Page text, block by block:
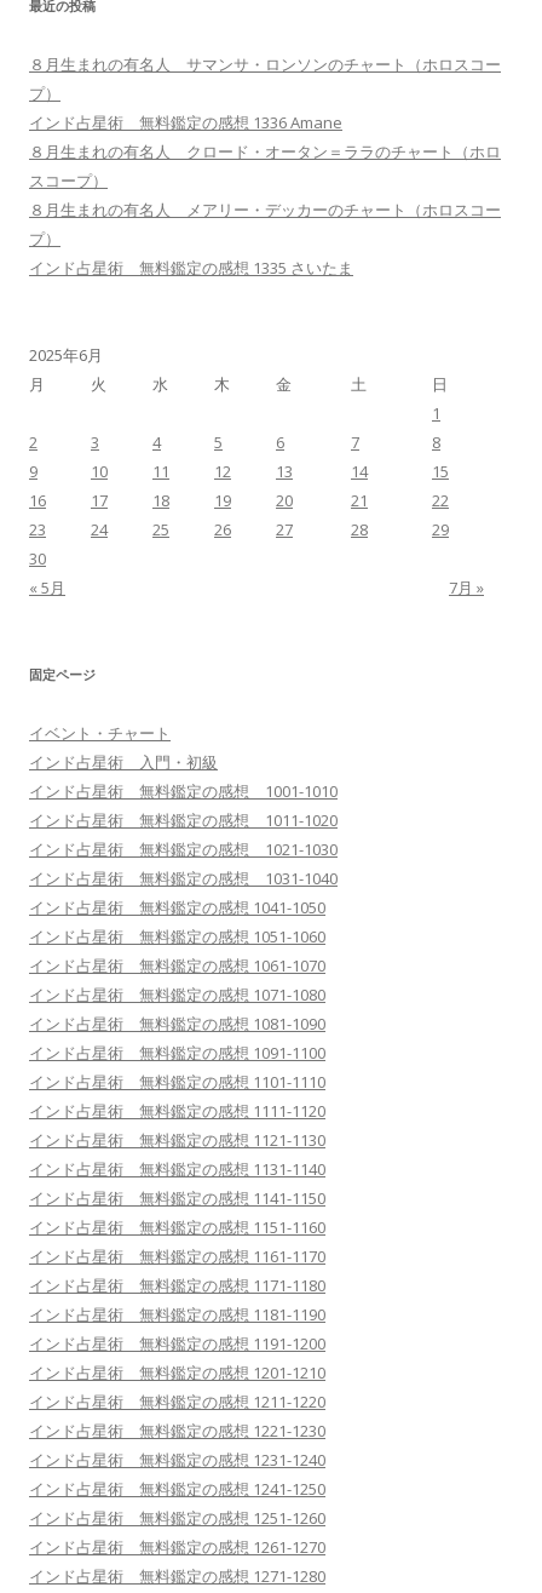
最近の投稿
８月生まれの有名人 サマンサ・ロンソンのチャート（ホロスコー
プ）
インド占星術 無料鑑定の感想 1336 Amane
８月生まれの有名人 クロード・オータン＝ララのチャート（ホロ
スコープ）
８月生まれの有名人 メアリー・デッカーのチャート（ホロスコー
プ）
インド占星術 無料鑑定の感想 1335 さいたま
2025年6月
月
火 水 木 金 土 日
« 5月 7月 »
1
2
3 4 5 6 7
8
9
10 11 12 13 14
15
16
17 18 19 20 21
22
23
24 25 26 27 28
29
30
固定ページ
イベント・チャート
インド占星術 入門・初級
インド占星術 無料鑑定の感想 1001-1010
インド占星術 無料鑑定の感想 1011-1020
インド占星術 無料鑑定の感想 1021-1030
インド占星術 無料鑑定の感想 1031-1040
インド占星術 無料鑑定の感想 1041-1050
インド占星術 無料鑑定の感想 1051-1060
インド占星術 無料鑑定の感想 1061-1070
インド占星術 無料鑑定の感想 1071-1080
インド占星術 無料鑑定の感想 1081-1090
インド占星術 無料鑑定の感想 1091-1100
インド占星術 無料鑑定の感想 1101-1110
インド占星術 無料鑑定の感想 1111-1120
インド占星術 無料鑑定の感想 1121-1130
インド占星術 無料鑑定の感想 1131-1140
インド占星術 無料鑑定の感想 1141-1150
インド占星術 無料鑑定の感想 1151-1160
インド占星術 無料鑑定の感想 1161-1170
インド占星術 無料鑑定の感想 1171-1180
インド占星術 無料鑑定の感想 1181-1190
インド占星術 無料鑑定の感想 1191-1200
インド占星術 無料鑑定の感想 1201-1210
インド占星術 無料鑑定の感想 1211-1220
インド占星術 無料鑑定の感想 1221-1230
インド占星術 無料鑑定の感想 1231-1240
インド占星術 無料鑑定の感想 1241-1250
インド占星術 無料鑑定の感想 1251-1260
インド占星術 無料鑑定の感想 1261-1270
インド占星術 無料鑑定の感想 1271-1280